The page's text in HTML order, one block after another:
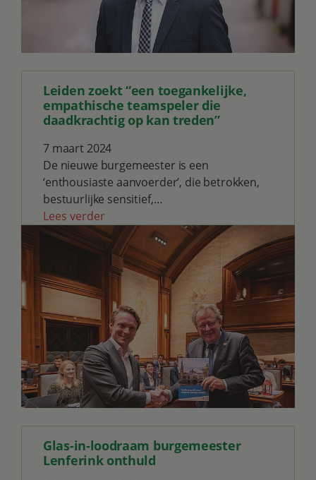
Leiden zoekt “een toegankelijke,
empathische teamspeler die
daadkrachtig op kan treden”
7 maart 2024
De nieuwe burgemeester is een
‘enthousiaste aanvoerder’, die betrokken,
bestuurlijke sensitief,…
Lees verder
Glas-in-loodraam burgemeester
Lenferink onthuld